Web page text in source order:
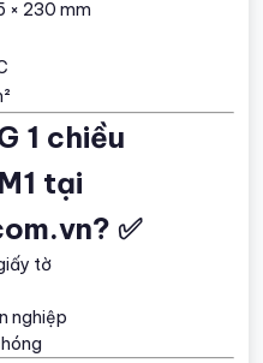
× 230 mm
1 chiều
tại
✅
tờ
nghiệp